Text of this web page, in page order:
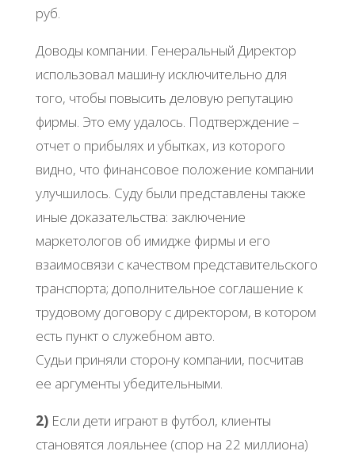
руб.
Доводы компании. Генеральный Директор
использовал машину исключительно для
того, чтобы повысить деловую репутацию
фирмы. Это ему удалось. Подтверждение –
отчет о прибылях и убытках, из которого
видно, что финансовое положение компании
улучшилось. Суду были представлены также
иные доказательства: заключение
маркетологов об имидже фирмы и его
взаимосвязи с качеством представительского
транспорта; дополнительное соглашение к
трудовому договору с директором, в котором
есть пункт о служебном авто.
Судьи приняли сторону компании, посчитав
ее аргументы убедительными.
2)Если дети играют в футбол, клиенты
становятся лояльнее (спор на 22 миллиона)